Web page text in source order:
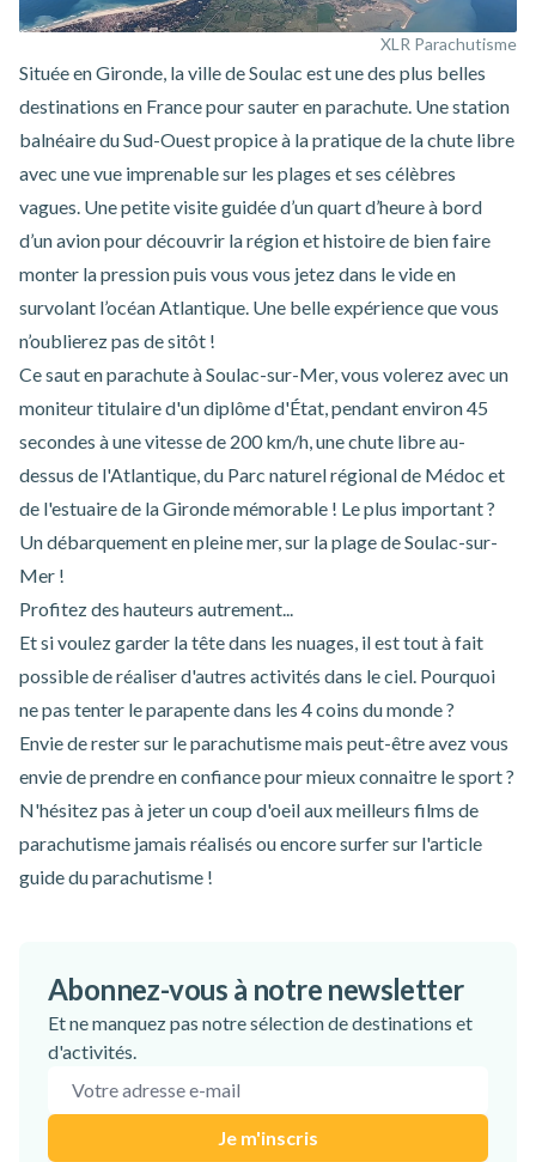
XLR Parachutisme
Située en Gironde, la ville de Soulac est une des plus belles
destinations en France pour sauter en parachute. Une station
balnéaire du Sud-Ouest propice à la pratique de la chute libre
avec une vue imprenable sur les plages et ses célèbres
vagues. Une petite visite guidée d’un quart d’heure à bord
d’un avion pour découvrir la région et histoire de bien faire
monter la pression puis vous vous jetez dans le vide en
survolant l’océan Atlantique. Une belle expérience que vous
n’oublierez pas de sitôt !
Cesaut en parachute à Soulac-sur-Mer,vous volerez avec un
moniteur titulaire d'un diplôme d'État, pendant environ 45
secondes à une vitesse de 200 km/h, une chute libre au-
dessus de l'Atlantique, du Parc naturel régional de Médoc et
de l'estuaire de la Gironde mémorable ! Le plus important ?
Un débarquement en pleine mer, sur la plage de Soulac-sur-
Mer !
Profitez des hauteurs autrement...
Et si voulez garder la tête dans les nuages, il est tout à fait
possible de réaliser d'autres activités dans le ciel. Pourquoi
ne pas tenter leparapentedans les 4 coins du monde ?
Envie de rester sur leparachutismemais peut-être avez vous
envie de prendre en confiance pour mieux connaitre le sport ?
N'hésitez pas à jeter un coup d'oeil auxmeilleurs films de
parachutisme jamais réalisés ou encore surfer sur l'article
guide du parachutisme !
Abonnez-vous à notre newsletter
Et ne manquez pas notre sélection de destinations et
d'activités.
Adresse e-mail
Je m'inscris
Inscription confirmée !